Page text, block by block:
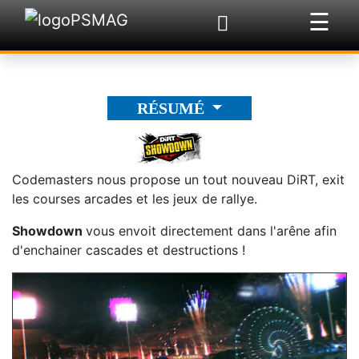
☰
×
RÉSUMÉ
Codemasters nous propose un tout nouveau DiRT, exit
les courses arcades et les jeux de rallye.
Showdown vous envoit directement dans l'arêne afin
d'enchainer cascades et destructions !